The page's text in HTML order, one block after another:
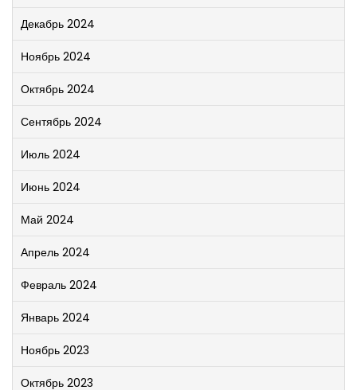
Декабрь 2024
Ноябрь 2024
Октябрь 2024
Сентябрь 2024
Июль 2024
Июнь 2024
Май 2024
Апрель 2024
Февраль 2024
Январь 2024
Ноябрь 2023
Октябрь 2023